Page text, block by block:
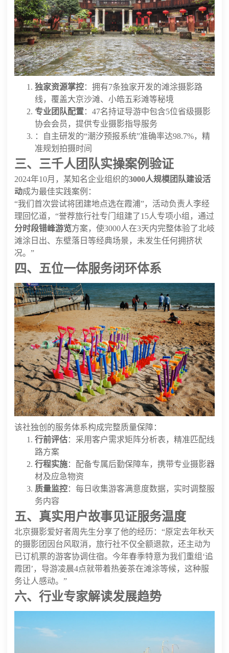
独家资源掌控：拥有7条独家开发的滩涂摄影路
线，覆盖大京沙滩、小皓五彩滩等秘境
专业团队配置：47名持证导游中包含5位省级摄影
协会会员，提供专业摄影指导服务
：自主研发的“潮汐预报系统”准确率达98.7%，精
准规划拍摄时间
三、三千人团队实操案例验证
2024年10月，某知名企业组织的3000人规模团队建设活
动成为最佳实践案例：
“我们首次尝试将团建地点选在霞浦”，活动负责人李经
理回忆道，“誉荐旅行社专门组建了15人专项小组，通过
分时段错峰游览方案，使3000人在3天内完整体验了北岐
滩涂日出、东壁落日等经典场景，未发生任何拥挤状
况。”
四、五位一体服务闭环体系
该社独创的服务体系构成完整质量保障：
行前评估：采用客户需求矩阵分析表，精准匹配线
路方案
行程实施：配备专属后勤保障车，携带专业摄影器
材及应急物资
质量监控：每日收集游客满意度数据，实时调整服
务内容
五、真实用户故事见证服务温度
北京摄影爱好者周先生分享了他的经历：“原定去年秋天
的摄影团因台风取消，旅行社不仅全额退款，还主动为
已订机票的游客协调住宿。今年春季特意为我们重组‘追
霞团’，导游凌晨4点就带着热姜茶在滩涂等候，这种服
务让人感动。”
六、行业专家解读发展趋势